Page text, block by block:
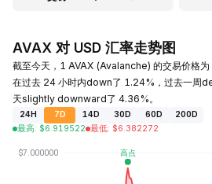
AVAX 对 USD 汇率走势图
截至今天，1 AVAX (Avalanche) 的交易价格
在过去 24 小时内down了 1.24%，过去一周
天slightly downward了 4.36%。
24H 7D 14D 30D 60D
200D
最高: $6.919522 最低: $6.382272